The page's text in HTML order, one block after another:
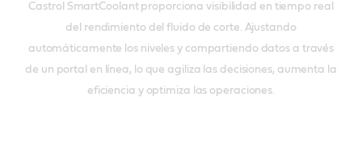
Castrol SmartCoolant proporciona visibilidad en tiempo real
del rendimiento del fluido de corte. Ajustando
automáticamente los niveles y compartiendo datos a través
de un portal en línea, lo que agiliza las decisiones, aumenta la
eficiencia y optimiza las operaciones.